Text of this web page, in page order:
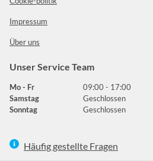
Impressum
Über uns
Unser Service Team
Mo - Fr
09:00 - 17:00
Samstag
Geschlossen
Sonntag
Geschlossen
Häufig gestellte Fragen